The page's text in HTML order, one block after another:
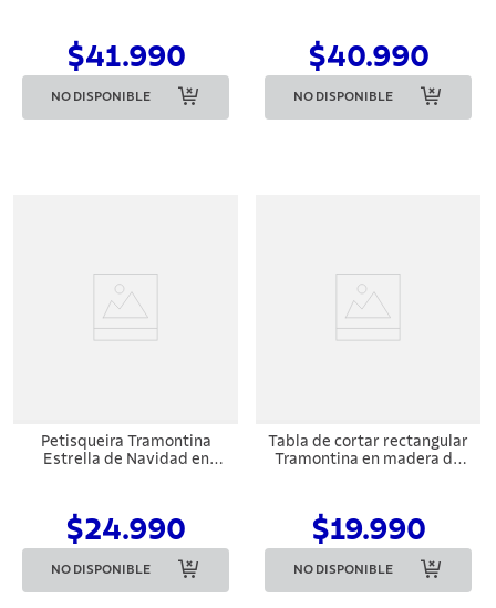
$41.990
NO DISPONIBLE
aceite mineral
$40.990
NO DISPONIBLE
Petisqueira Tramontina
Estrella de Navidad en
$24.990
NO DISPONIBLE
Tabla de cortar rectangular
Tramontina en madera de
$19.990
NO DISPONIBLE